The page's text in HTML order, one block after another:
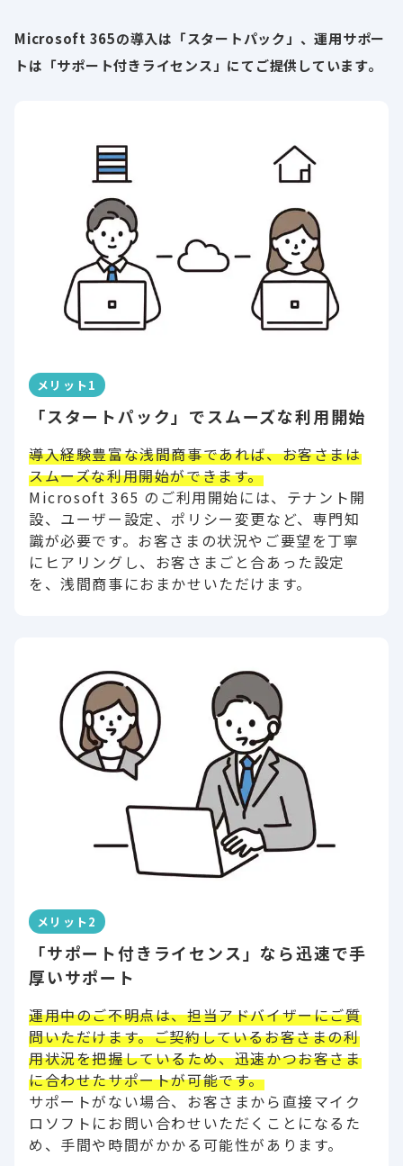
Microsoft 365の導入は「スタートパック」、運用サポー
トは「サポート付きライセンス」にてご提供しています。
メリット1
「スタートパック」でスムーズな利用開始
導入経験豊富な浅間商事であれば、お客さまは
スムーズな利用開始ができます。
Microsoft 365 のご利用開始には、テナント開
設、ユーザー設定、ポリシー変更など、専門知
識が必要です。お客さまの状況やご要望を丁寧
にヒアリングし、お客さまごと合あった設定
を、浅間商事におまかせいただけます。
メリット2
「サポート付きライセンス」なら迅速で手
厚いサポート
運用中のご不明点は、担当アドバイザーにご質
問いただけます。ご契約しているお客さまの利
用状況を把握しているため、迅速かつお客さま
に合わせたサポートが可能です。
サポートがない場合、お客さまから直接マイク
ロソフトにお問い合わせいただくことになるた
め、手間や時間がかかる可能性があります。